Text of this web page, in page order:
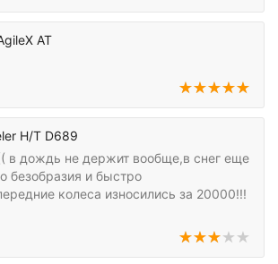
AT
H/T D689
в дождь не держит вообще,в снег еще
безобразия и быстро
колеса износились за 20000!!!